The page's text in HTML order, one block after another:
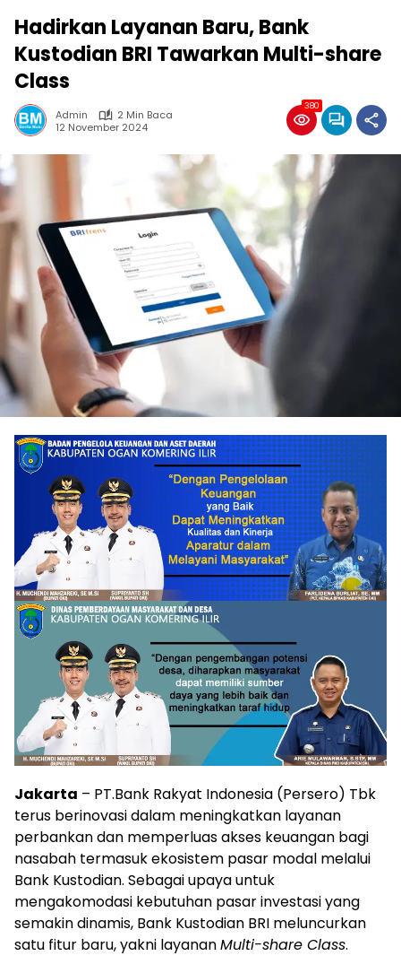
Hadirkan Layanan Baru, Bank
Kustodian BRI Tawarkan Multi-share
Class
Admin
2 Min Baca
12 November 2024
380
Jakarta – PT.Bank Rakyat Indonesia (Persero) Tbk
terus berinovasi dalam meningkatkan layanan
perbankan dan memperluas akses keuangan bagi
nasabah termasuk ekosistem pasar modal melalui
Bank Kustodian. Sebagai upaya untuk
mengakomodasi kebutuhan pasar investasi yang
semakin dinamis, Bank Kustodian BRI meluncurkan
satu fitur baru, yakni layananMulti-share Class.